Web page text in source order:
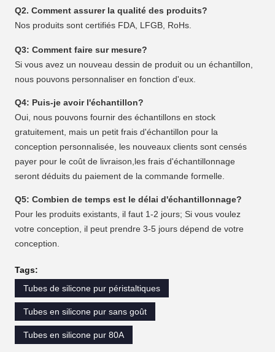
Q2. Comment assurer la qualité des produits?
Nos produits sont certifiés FDA, LFGB, RoHs.
Q3: Comment faire sur mesure?
Si vous avez un nouveau dessin de produit ou un échantillon,
nous pouvons personnaliser en fonction d'eux.
Q4: Puis-je avoir l'échantillon?
Oui, nous pouvons fournir des échantillons en stock
gratuitement, mais un petit frais d'échantillon pour la
conception personnalisée, les nouveaux clients sont censés
payer pour le coût de livraison,les frais d'échantillonnage
seront déduits du paiement de la commande formelle.
Q5: Combien de temps est le délai d'échantillonnage?
Pour les produits existants, il faut 1-2 jours; Si vous voulez
votre conception, il peut prendre 3-5 jours dépend de votre
conception.
Tags:
Tubes de silicone pur péristaltiques
Tubes en silicone pur sans goût
Tubes en silicone pur 80A